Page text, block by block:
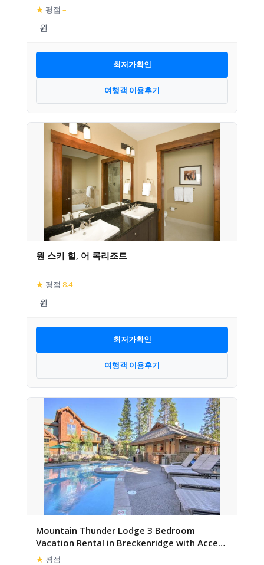
★ 평점 –
최저가확인
여행객 이용후기
원 스키 힐, 어 록리조트
★ 평점 8.4
최저가확인
여행객 이용후기
Mountain Thunder Lodge 3 Bedroom
Vacation Rental in Breckenridge with Access
to a Hot Tub Just Two B
★ 평점 –